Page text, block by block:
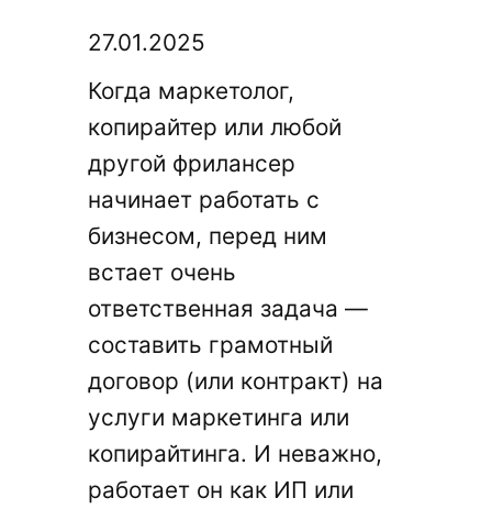
27.01.2025
Когда маркетолог,
копирайтер или любой
другой фрилансер
начинает работать с
бизнесом, перед ним
встает очень
ответственная задача —
составить грамотный
договор (или контракт) на
услуги маркетинга или
копирайтинга. И неважно,
работает он как ИП или